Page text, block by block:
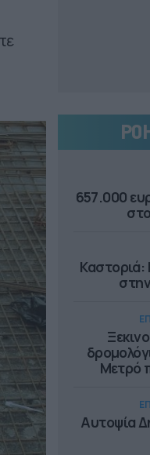
657.000
Καστοριά:
Μετρό
Αυτοψία